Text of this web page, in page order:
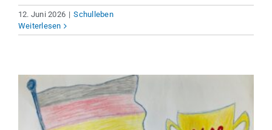
12. Juni 2026 | Schulleben
Weiterlesen